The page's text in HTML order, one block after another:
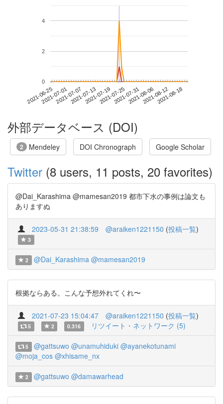
2021-06-252021-07-012021-07-072021-07-132021-07-192021-07-252021-07-312021-08-062021-08-122021-08-18
0
2
4
外部データベース (DOI)
2 Mendeley DOI Chronograph Google Scholar
Twitter (8 users, 11 posts, 20 favorites)
@Dai_Karashima @mamesan2019 都市下水の事例は論文も
ありますぬ
2023-05-31 21:38:59 @araiken1221150 (投稿一覧)
3
2 @Dai_Karashima @mamesan2019
根拠ならある。こんな予想外れてくれ〜
2021-07-23 15:04:47 @araiken1221150 (投稿一覧)
5 2 0.316 リツイート・ネットワーク (5)
5 @gattsuwo @unamuhiduki @ayanekotunami
@moja_cos @xhisame_nx
2 @gattsuwo @damawarhead